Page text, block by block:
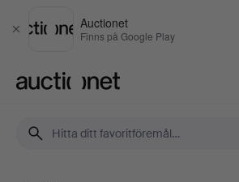
Stäng
Auctionet
Finns på Google Play